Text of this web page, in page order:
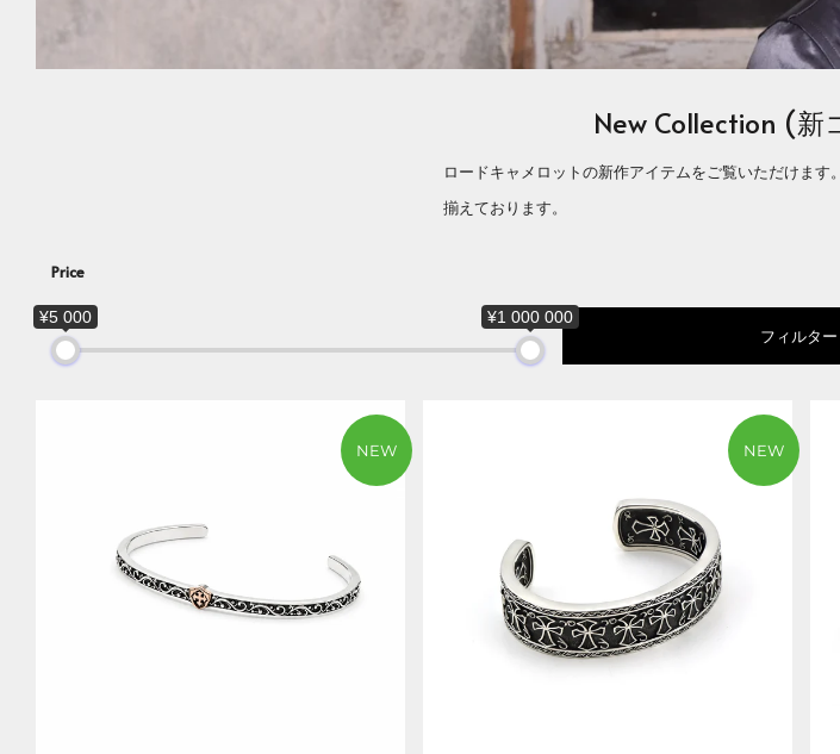
New Collection (新
ロードキャメロットの新作アイテムをご覧いただけま
揃えております。
Price
¥5 000
¥1 000 000
フィルター
NEW NEW